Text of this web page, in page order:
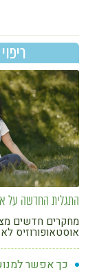
התגלית החדשה על
מחקרים חדשים
אוסטאופורוזיס
כתהליך דלקתי
בריאות העצם
כך אפשר